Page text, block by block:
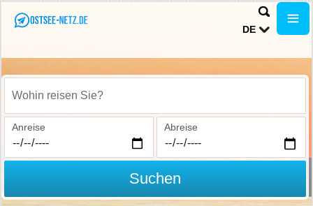
DE
Wohin reisen Sie?
Anreise Abreise
Suchen